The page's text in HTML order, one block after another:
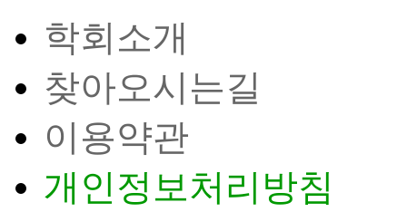
학회소개
찾아오시는길
이용약관
개인정보처리방침